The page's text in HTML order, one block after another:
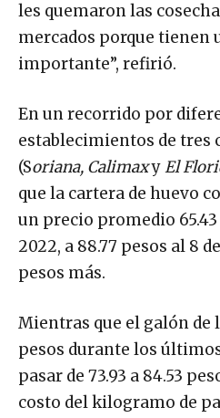
les quemaron las
mercados porque tienen
importante”, refirió.
En un recorrido por
establecimientos de tres
(Soriana, CalimaxyEl
que la cartera de huevo
un precio promedio
2022, a 88.77 pesos al 8
pesos más.
Mientras que el galón de
pesos durante los
pasar de 73.93 a 84.53
costo del kilogramo de